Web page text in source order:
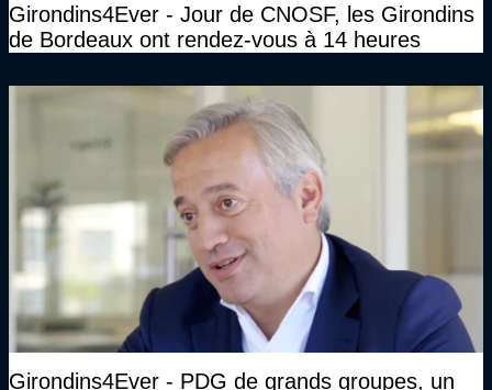
Girondins4Ever - Jour de CNOSF, les Girondins
de Bordeaux ont rendez-vous à 14 heures
Girondins4Ever - PDG de grands groupes, un